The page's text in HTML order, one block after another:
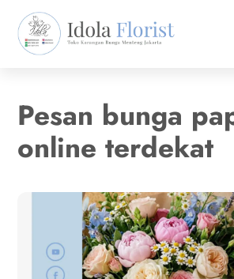
content
Pesan bunga
online terdekat